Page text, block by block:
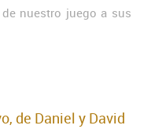
nuestro juego a sus
de Daniel y David